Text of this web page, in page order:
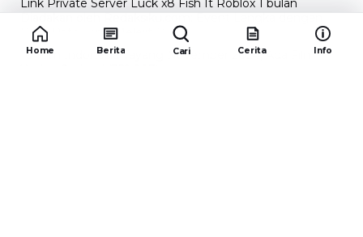
Link Private Server Luck x8 Fish It Roblox 1 bulan
Diadakan oleh Redaksiku.com: Event Langka dengan
Drop Rate yang Melejit
(424,822)
10 Film Indonesia Tayang November 2024, Ada Film
Home Berita Cari Cerita Info